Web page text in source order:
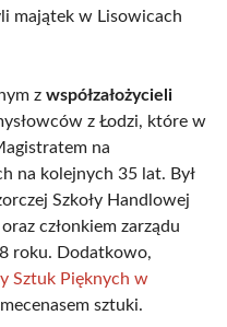
majątek w Lisowicach
z współzałożycieli
z Łodzi, które w
na
na kolejnych 35 lat. Był
Szkoły Handlowej
członkiem zarządu
roku. Dodatkowo,
Sztuk Pięknych w
sztuki.